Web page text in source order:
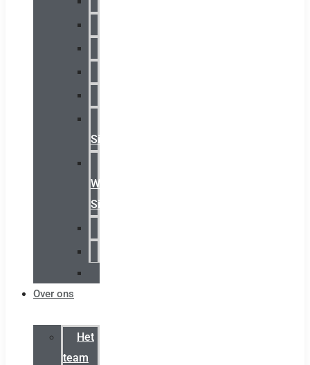
Signaling
Warning
Signals
Over ons
Het
team